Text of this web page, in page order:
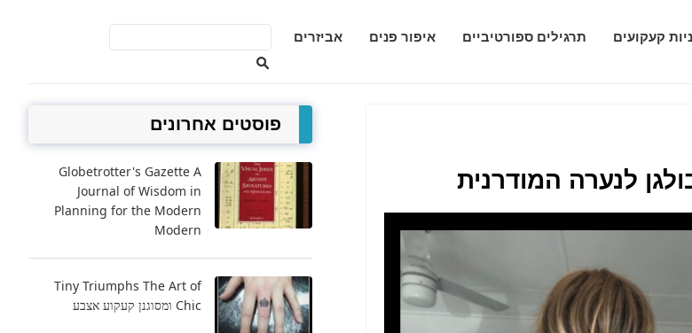
קעקועים תרגילים ספורטיביים איפור פנים אביזרים
פוסטים אחרונים
Globetrotter's Gazette A
Journal of Wisdom in
Planning for the Modern
Modern
Tiny Triumphs The Art of
Chic ומסוגנן קעקוע אצבע